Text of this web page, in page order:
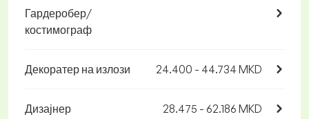
Гардеробер/
костимограф
Декоратер на излози 24.400 - 44.734 MKD
Дизајнер 28.475 - 62.186 MKD